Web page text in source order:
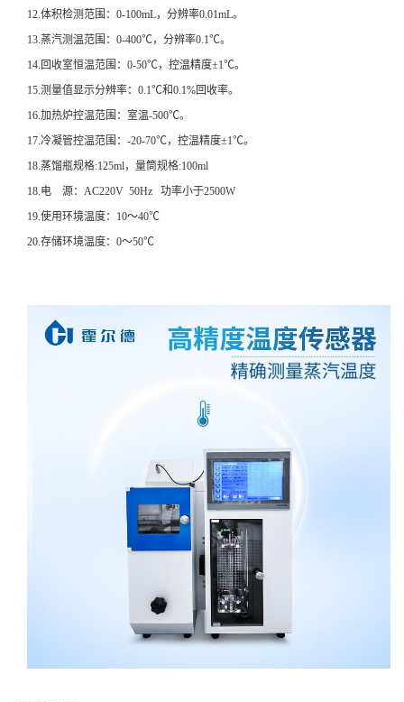
12.体积检测范围：0-100mL，分辨率0.01mL。
13.蒸汽测温范围：0-400℃，分辨率0.1℃。
14.回收室恒温范围：0-50℃，控温精度±1℃。
15.测量值显示分辨率：0.1℃和0.1%回收率。
16.加热炉控温范围：室温-500℃。
17.冷凝管控温范围：-20-70℃，控温精度±1℃。
18.蒸馏瓶规格:125ml，量筒规格:100ml
18.电 源：AC220V 50Hz 功率小于2500W
19.使用环境温度：10～40℃
20.存储环境温度：0～50℃